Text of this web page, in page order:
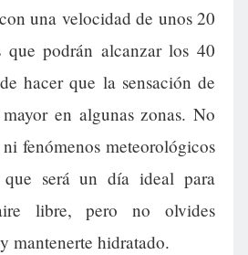
una velocidad de unos 20
que podrán alcanzar los 40
hacer que la sensación de
en algunas zonas. No
fenómenos meteorológicos
será un día ideal para
libre, pero no olvides
mantenerte hidratado.